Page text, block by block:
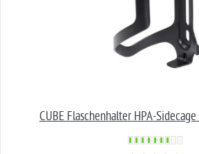
CUBE Flaschenhalter HPA-